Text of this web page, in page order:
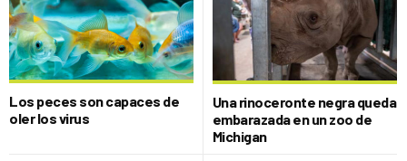
Los peces son capaces de
oler los virus
Una rinoceronte negra queda
embarazada en un zoo de
Michigan